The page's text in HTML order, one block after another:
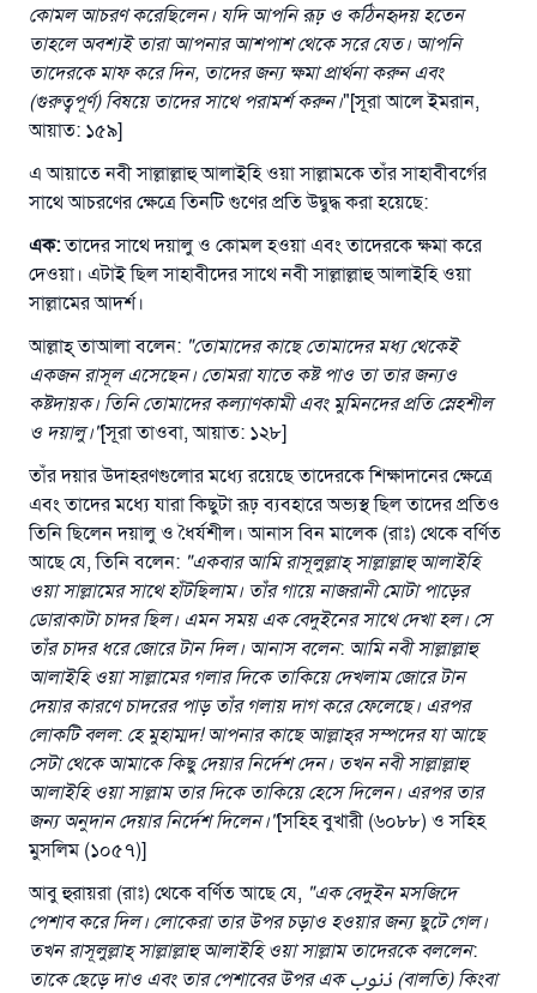
কোমল আচরণ করেছিলেন। যদি আপনি রূঢ় ও কঠিনহৃদয় হতেন
তাহলে অবশ্যই তারা আপনার আশপাশ থেকে সরে যেত। আপনি
তাদেরকে মাফ করে দিন, তাদের জন্য ক্ষমা প্রার্থনা করুন এবং
(গুরুত্বপূর্ণ) বিষয়ে তাদের সাথে পরামর্শ করুন।"[সূরা আলে ইমরান,
আয়াত: ১৫৯]
এ আয়াতে নবী সাল্লাল্লাহু আলাইহি ওয়া সাল্লামকে তাঁর সাহাবীবর্গের
সাথে আচরণের ক্ষেত্রে তিনটি গুণের প্রতি উদ্বুদ্ধ করা হয়েছে:
এক:তাদের সাথে দয়ালু ও কোমল হওয়া এবং তাদেরকে ক্ষমা করে
দেওয়া। এটাই ছিল সাহাবীদের সাথে নবী সাল্লাল্লাহু আলাইহি ওয়া
সাল্লামের আদর্শ।
আল্লাহ্‌ তাআলা বলেন: "তোমাদের কাছে তোমাদের মধ্য থেকেই
একজন রাসূল এসেছেন। তোমরা যাতে কষ্ট পাও তা তার জন্যও
কষ্টদায়ক। তিনি তোমাদের কল্যাণকামী এবং মুমিনদের প্রতি স্নেহশীল
ও দয়ালু।"[সূরা তাওবা, আয়াত: ১২৮]
তাঁর দয়ার উদাহরণগুলোর মধ্যে রয়েছে তাদেরকে শিক্ষাদানের ক্ষেত্রে
এবং তাদের মধ্যে যারা কিছুটা রূঢ় ব্যবহারে অভ্যস্থ ছিল তাদের প্রতিও
তিনি ছিলেন দয়ালু ও ধৈর্যশীল। আনাস বিন মালেক (রাঃ) থেকে বর্ণিত
আছে যে, তিনি বলেন: "একবার আমি রাসূলুল্লাহ্‌সাল্লাল্লাহু আলাইহি
ওয়া সাল্লামের সাথে হাঁটছিলাম। তাঁর গায়ে নাজরানী মোটা পাড়ের
ডোরাকাটা চাদর ছিল। এমন সময় এক বেদুইনের সাথে দেখা হল। সে
তাঁর চাদর ধরে জোরে টান দিল। আনাস বলেন: আমি নবী সাল্লাল্লাহু
আলাইহি ওয়া সাল্লামের গলার দিকে তাকিয়ে দেখলাম জোরে টান
দেয়ার কারণে চাদরের পাড় তাঁর গলায় দাগ করে ফেলেছে। এরপর
লোকটি বলল: হে মুহাম্মদ!আপনার কাছে আল্লাহ্র সম্পদের যা আছে
সেটা থেকে আমাকে কিছু দেয়ার নির্দেশ দেন। তখন নবী সাল্লাল্লাহু
আলাইহি ওয়া সাল্লাম তার দিকে তাকিয়ে হেসে দিলেন। এরপর তার
জন্য অনুদান দেয়ার নির্দেশ দিলেন।"[সহিহ বুখারী (৬০৮৮) ও সহিহ
মুসলিম (১০৫৭)]
আবু হুরায়রা (রাঃ) থেকে বর্ণিত আছে যে, "এক বেদুইন মসজিদে
পেশাব করে দিল। লোকেরা তার উপর চড়াও হওয়ার জন্য ছুটে গেল।
তখন রাসূলুল্লাহ্‌সাল্লাল্লাহু আলাইহি ওয়া সাল্লাম তাদেরকে বললেন:
তাকে ছেড়ে দাও এবং তার পেশাবের উপর এক ذنوب (বালতি) কিংবা